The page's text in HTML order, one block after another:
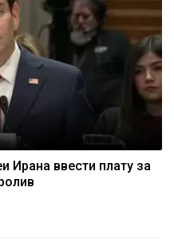
Ирана ввести плату за